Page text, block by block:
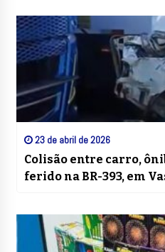
23 de abril de 2026
Colisão entre carro,
ferido na BR-393, em